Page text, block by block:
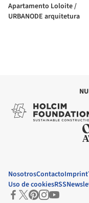
Apartamento Loloite /
URBANODE arquitetura